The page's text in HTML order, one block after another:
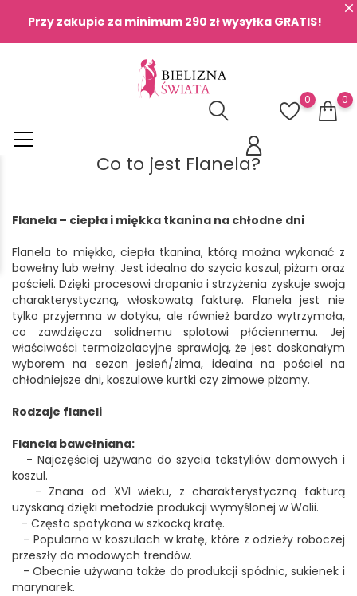
Przy zakupie za minimum 290 zł wysyłka GRATIS!
0
0
Co to jest Flanela?
Flanela – ciepła i miękka tkanina na chłodne dni
Flanela to miękka, ciepła tkanina, którą można wykonać z
bawełny lub wełny. Jest idealna do szycia koszul, piżam oraz
pościeli. Dzięki procesowi drapania i strzyżenia zyskuje swoją
charakterystyczną, włoskowatą fakturę. Flanela jest nie
tylko przyjemna w dotyku, ale również bardzo wytrzymała,
co zawdzięcza solidnemu splotowi płóciennemu. Jej
właściwości termoizolacyjne sprawiają, że jest doskonałym
wyborem na sezon jesień/zima, idealna na pościel na
chłodniejsze dni, koszulowe kurtki czy zimowe piżamy.
Rodzaje flaneli
Flanela bawełniana:
- Najczęściej używana do szycia tekstyliów domowych i
koszul.
- Znana od XVI wieku, z charakterystyczną fakturą
uzyskaną dzięki metodzie produkcji wymyślonej w Walii.
- Często spotykana w szkocką kratę.
- Popularna w koszulach w kratę, które z odzieży roboczej
przeszły do modowych trendów.
- Obecnie używana także do produkcji spódnic, sukienek i
marynarek.